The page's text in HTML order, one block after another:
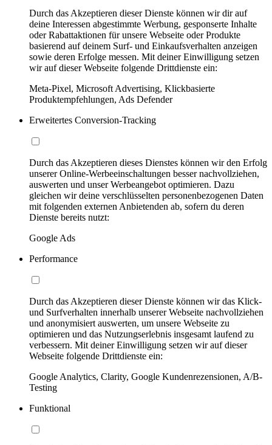
Durch das Akzeptieren dieser Dienste können wir dir auf
deine Interessen abgestimmte Werbung, gesponserte Inhalte
oder Rabattaktionen für unsere Webseite oder Produkte
basierend auf deinem Surf- und Einkaufsverhalten anzeigen
sowie deren Erfolge messen. Mit deiner Einwilligung setzen
wir auf dieser Webseite folgende Drittdienste ein:
Meta-Pixel, Microsoft Advertising, Klickbasierte
Produktempfehlungen, Ads Defender
Erweitertes Conversion-Tracking
Durch das Akzeptieren dieses Dienstes können wir den Erfolg
unserer Online-Werbeeinschaltungen besser nachvollziehen,
auswerten und unser Werbeangebot optimieren. Dazu
gleichen wir deine verschlüsselten personenbezogenen Daten
mit folgenden externen Anbietenden ab, sofern du deren
Dienste bereits nutzt:
Google Ads
Performance
Durch das Akzeptieren dieser Dienste können wir das Klick-
und Surfverhalten innerhalb unserer Webseite nachvollziehen
und anonymisiert auswerten, um unsere Webseite zu
optimieren und das Nutzungserlebnis insgesamt laufend zu
verbessern. Mit deiner Einwilligung setzen wir auf dieser
Webseite folgende Drittdienste ein:
Google Analytics, Clarity, Google Kundenrezensionen, A/B-
Testing
Funktional